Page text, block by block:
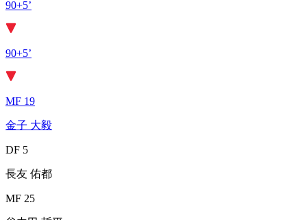
90+5’
90+5’
MF 19
金子 大毅
DF 5
長友 佑都
MF 25